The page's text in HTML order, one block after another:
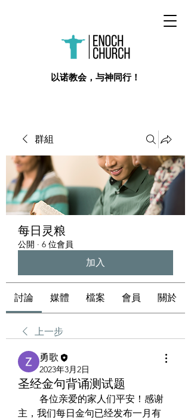
​以诺教会，与神同行！
群組
每日灵粮
公開 · 6 位會員
加入
討論 媒體 檔案 會員 關於
上一步
勇歌
2023年3月2日
圣经金句背诵测试题
主，我们每日金句已经发布一月有